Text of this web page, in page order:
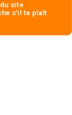
site
s'il te plaît